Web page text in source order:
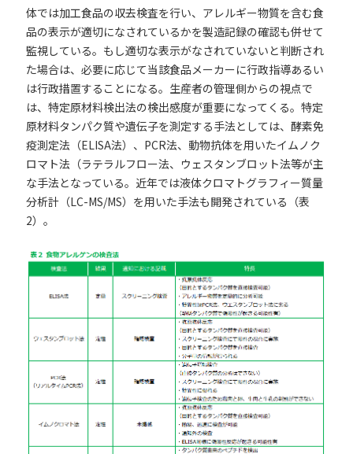
体では加工食品の収去検査を行い、アレルギー物質を含む食
品の表示が適切になされているかを製造記録の確認も併せて
監視している。もし適切な表示がなされていないと判断され
た場合は、必要に応じて当該食品メーカーに行政指導あるい
は行政措置することになる。生産者の管理側からの視点で
は、特定原材料検出法の検出感度が重要になってくる。特定
原材料タンパク質や遺伝子を測定する手法としては、酵素免
疫測定法（ELISA法）、PCR法、動物抗体を用いたイムノク
ロマト法（ラテラルフロー法、ウェスタンブロット法等が主
な手法となっている。近年では液体クロマトグラフィー質量
分析計（LC-MS/MS）を用いた手法も開発されている（表
2）。